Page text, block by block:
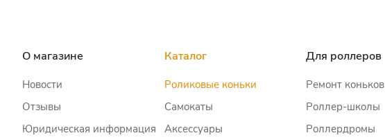
О магазине
Новости
Отзывы
Юридическая информация
Каталог
Роликовые коньки
Самокаты
Аксессуары
Для роллеров
Ремонт коньков
Роллер-школы
Роллердромы